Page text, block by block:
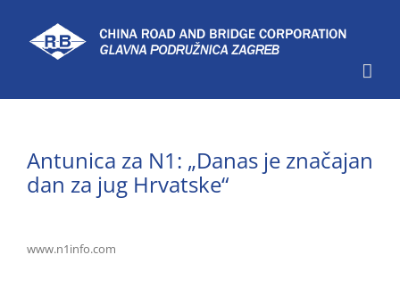
content
Antunica za N1: „Danas je značajan
dan za jug Hrvatske“
www.n1info.com